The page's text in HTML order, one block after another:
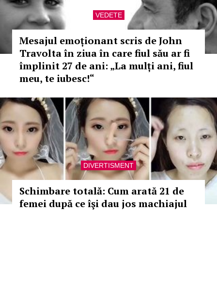
VEDETE
Mesajul emoționant scris de John
Travolta în ziua în care fiul său ar fi
împlinit 27 de ani: „La mulți ani, fiul
meu, te iubesc!“
DIVERTISMENT
Schimbare totală: Cum arată 21 de
femei după ce îşi dau jos machiajul